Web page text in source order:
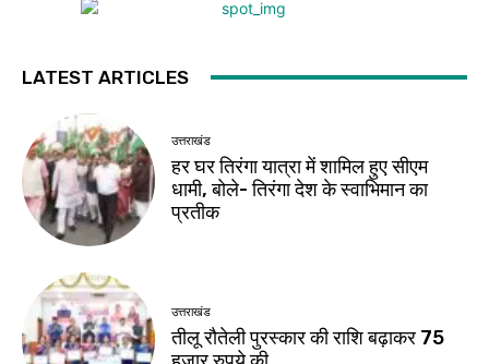
LATEST ARTICLES
उत्तराखंड
हर घर तिरंगा यात्रा में शामिल हुए सीएम
धामी, बोले- तिरंगा देश के स्वाभिमान का
प्रतीक
उत्तराखंड
तीलू रौतेली पुरस्कार की राशि बढ़ाकर 75